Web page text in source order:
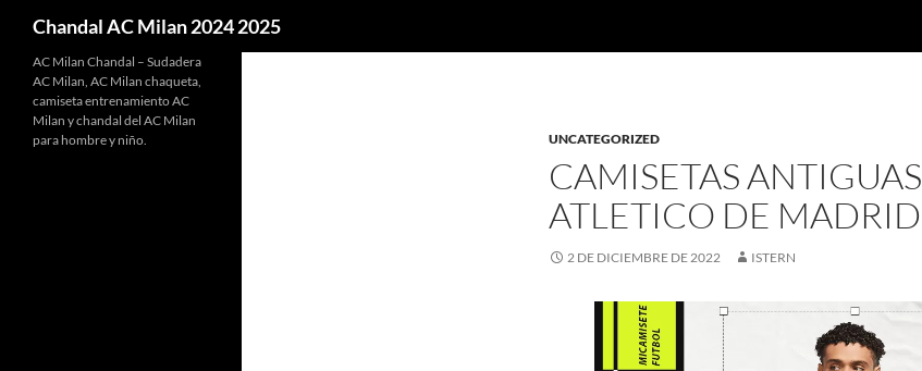
Chandal AC Milan 2024 2025
UNCATEGORIZED
CAMISETAS ANTIGUAS
ATLETICO DE MADRID
2 DE DICIEMBRE DE 2022 ISTERN
AC Milan Chandal – Sudadera
AC Milan, AC Milan chaqueta,
camiseta entrenamiento AC
Milan y chandal del AC Milan
para hombre y niño.